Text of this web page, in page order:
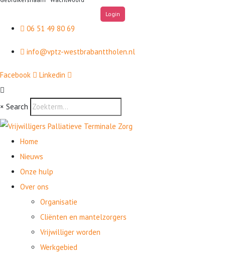
06 51 49 80 69
info@vptz-westbrabanttholen.nl
Facebook Linkedin
× Search
Home
Nieuws
Onze hulp
Over ons
Organisatie
Cliënten en mantelzorgers
Vrijwilliger worden
Werkgebied